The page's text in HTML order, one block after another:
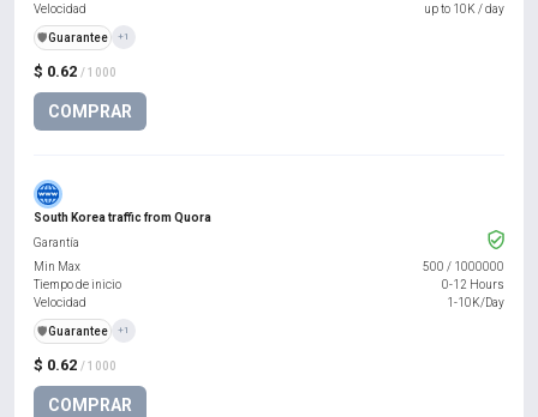
$ 0.62 / 1000
COMPRAR
Velocidad
up to 10K / day
️🛡️Guarantee +1
South Korea traffic from Quora
$ 0.62 / 1000
COMPRAR
Garantía
Min Max
500 / 1000000
Tiempo de inicio
0-12 Hours
Velocidad
1-10K/Day
️🛡️Guarantee +1